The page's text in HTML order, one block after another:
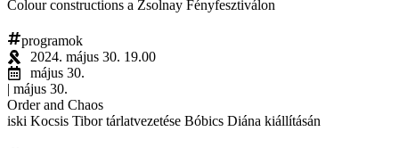
Colour constructions a Zsolnay Fényfesztiválon
programok
2024. május 30. 19.00
május 30.
| május 30.
Order and Chaos
iski Kocsis Tibor tárlatvezetése Bóbics Diána kiállításán